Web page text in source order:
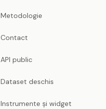
Metodologie
Contact
API public
Dataset deschis
Instrumente și widget